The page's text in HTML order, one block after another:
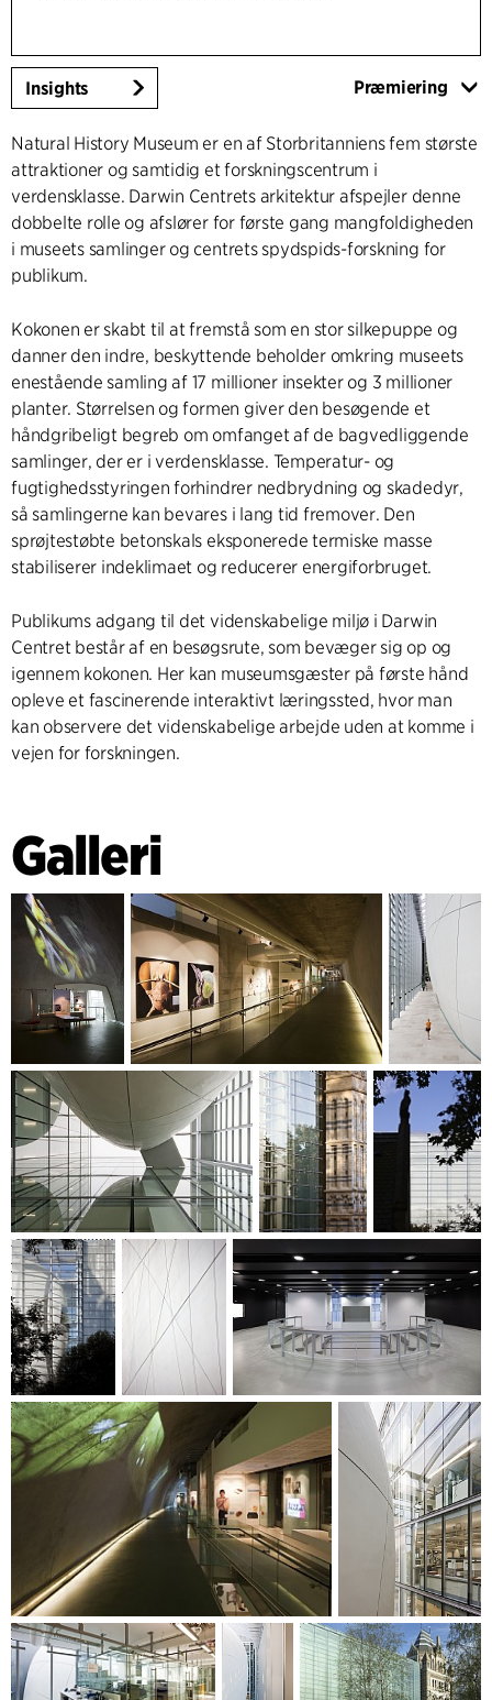
Insights Præmiering
Natural History Museum er en af Storbritanniens fem største
attraktioner og samtidig et forskningscentrum i
verdensklasse. Darwin Centrets arkitektur afspejler denne
dobbelte rolle og afslører for første gang mangfoldigheden
i museets samlinger og centrets spydspids-forskning for
publikum.
Kokonen er skabt til at fremstå som en stor silkepuppe og
danner den indre, beskyttende beholder omkring museets
enestående samling af 17 millioner insekter og 3 millioner
planter. Størrelsen og formen giver den besøgende et
håndgribeligt begreb om omfanget af de bagvedliggende
samlinger, der er i verdensklasse. Temperatur- og
fugtighedsstyringen forhindrer nedbrydning og skadedyr,
så samlingerne kan bevares i lang tid fremover. Den
sprøjtestøbte betonskals eksponerede termiske masse
stabiliserer indeklimaet og reducerer energiforbruget.
Publikums adgang til det videnskabelige miljø i Darwin
Centret består af en besøgsrute, som bevæger sig op og
igennem kokonen. Her kan museumsgæster på første hånd
opleve et fascinerende interaktivt læringssted, hvor man
kan observere det videnskabelige arbejde uden at komme i
vejen for forskningen.
Galleri